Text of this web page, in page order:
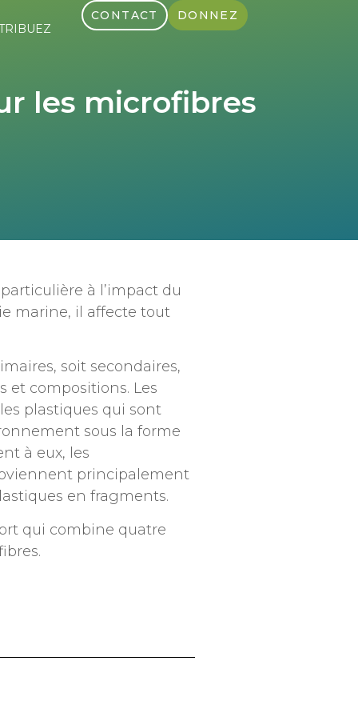
CONTACT DONNEZ
les microfibres
à l’impact du
marine, il affecte tout
soit secondaires,
et compositions. Les
plastiques qui sont
sous la forme
à eux, les
principalement
en fragments.
qui combine quatre